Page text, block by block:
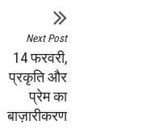
Next Post
14 फरवरी,
प्रकृति और
प्रेम का
बाज़ारीकरण